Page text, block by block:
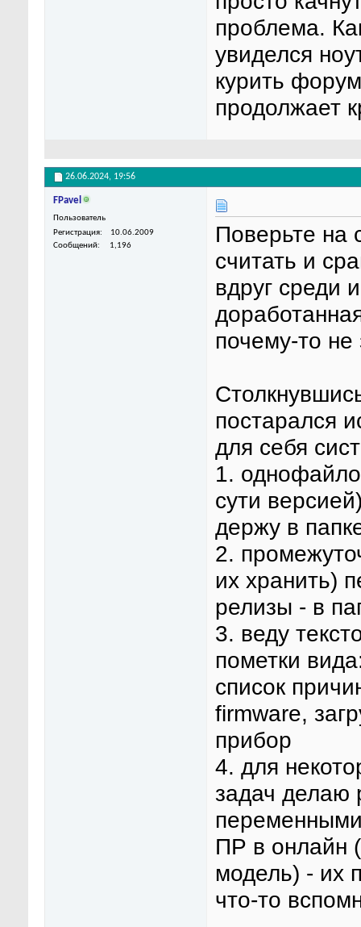
проблема.
увиделся
курить
продолжает
26.06.2024, 19:56
FPavel
Пользователь
Регистрация
10.06.2009
Сообщений
1,196
Поверьте на
считать и
вдруг среди
почему-то не
постарался
для себя
1.
сути
держу в
2.
их хранить)
релизы - в
3. веду
пометки
список
firmware,
прибор
4. для
задач делаю
ПР в онлайн
модель) - их
что-то